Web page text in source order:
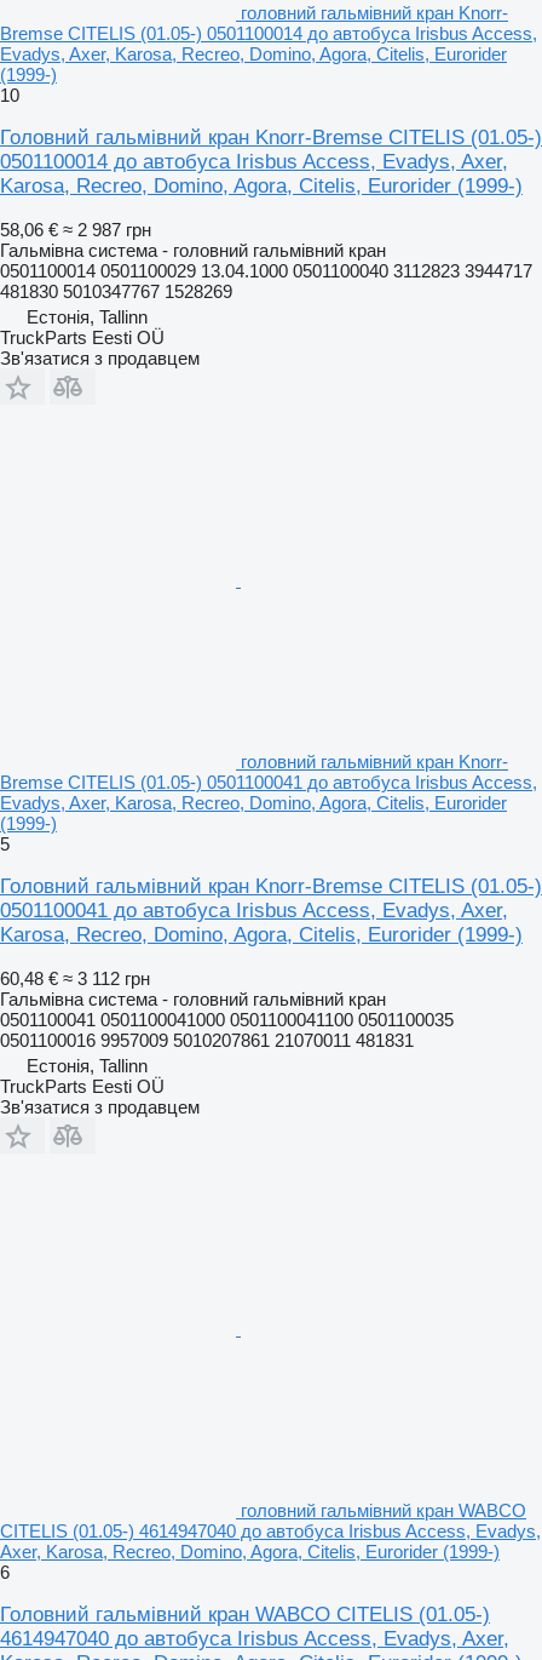
головний гальмівний кран Knorr-
Bremse CITELIS (01.05-) 0501100014 до автобуса Irisbus Access,
Evadys, Axer, Karosa, Recreo, Domino, Agora, Citelis, Eurorider
(1999-)
10
Головний гальмівний кран Knorr-Bremse CITELIS (01.05-)
0501100014 до автобуса Irisbus Access, Evadys, Axer,
Karosa, Recreo, Domino, Agora, Citelis, Eurorider (1999-)
58,06 € ≈ 2 987 грн
Гальмівна система - головний гальмівний кран
0501100014 0501100029 13.04.1000 0501100040 3112823 3944717
481830 5010347767 1528269
Естонія, Tallinn
TruckParts Eesti OÜ
Зв'язатися з продавцем
головний гальмівний кран Knorr-
Bremse CITELIS (01.05-) 0501100041 до автобуса Irisbus Access,
Evadys, Axer, Karosa, Recreo, Domino, Agora, Citelis, Eurorider
(1999-)
5
Головний гальмівний кран Knorr-Bremse CITELIS (01.05-)
0501100041 до автобуса Irisbus Access, Evadys, Axer,
Karosa, Recreo, Domino, Agora, Citelis, Eurorider (1999-)
60,48 € ≈ 3 112 грн
Гальмівна система - головний гальмівний кран
0501100041 0501100041000 0501100041100 0501100035
0501100016 9957009 5010207861 21070011 481831
Естонія, Tallinn
TruckParts Eesti OÜ
Зв'язатися з продавцем
головний гальмівний кран WABCO
CITELIS (01.05-) 4614947040 до автобуса Irisbus Access, Evadys,
Axer, Karosa, Recreo, Domino, Agora, Citelis, Eurorider (1999-)
6
Головний гальмівний кран WABCO CITELIS (01.05-)
4614947040 до автобуса Irisbus Access, Evadys, Axer,